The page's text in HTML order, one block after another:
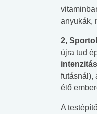
anyukák,
2,
újra tud
futásnál),
élő
A